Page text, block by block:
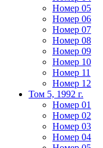
Номер 05
Номер 06
Номер 07
Номер 08
Номер 09
Номер 10
Номер 11
Номер 12
Том 5, 1992 г.
Номер 01
Номер 02
Номер 03
Номер 04